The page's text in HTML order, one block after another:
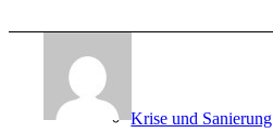
Krise und Sanierung